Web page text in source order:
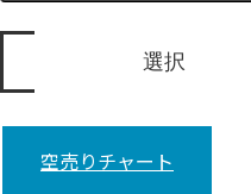
空売りチャート